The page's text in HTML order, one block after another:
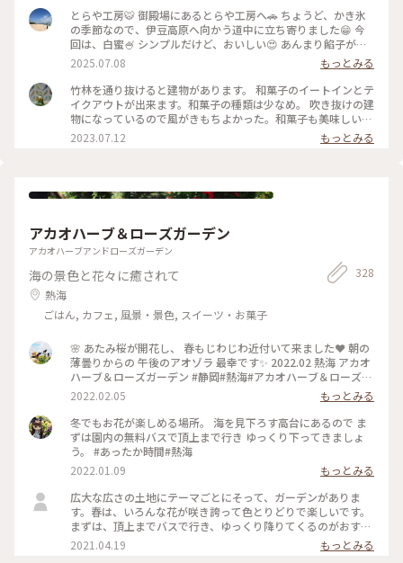
その後アウトレットでお買い物を楽しみ😊 途中、休憩ではサ
ングラムでお茶タイム🥤 夜ごはんは混む前の早めの時間に 沼
津魚がし寿司さんで地のものメインの 美味しいお寿司🍣🍣頂
きました(๑>◡<๑) 美味しい静岡、満喫の大満足日帰り旅です
✨✨ #ことりっぷと一緒 #ことりっぷ静岡 #秋の装い #とらや工
房#栗餅 #御殿場プレミアムアウトレット #サングラム #静岡茶
#沼津魚がし寿司 #回転寿司
とらや工房🐯 御殿場にあるとらや工房へ🚗 ちょうど、かき氷
の季節なので、伊豆高原へ向かう道中に立ち寄りました😁 今
回は、白蜜🍧 シンプルだけど、おいしい😍 あんまり餡子が得
意ではない私でも、とらやの餡子はおいしいです✨ #静岡県#
かき氷 #カフェ
2025.07.08
もっとみる
竹林を通り抜けると建物があります。 和菓子のイートインとテ
イクアウトが出来ます。和菓子の種類は少なめ。 吹き抜けの建
物になっているので風がきもちよかった。和菓子も美味しいで
す。
2023.07.12 もっとみる
アカオハーブ＆ローズガーデン
アカオハーブアンドローズガーデン
海の景色と花々に癒されて
熱海
ごはん, カフェ, 風景・景色, スイーツ・お菓子
328
🌸 あたみ桜が開花し、 春もじわじわ近付いて来ました❤ 朝の
薄曇りからの 午後のアオゾラ 最幸です✨ 2022.02 熱海 アカオ
ハーブ＆ローズガーデン #静岡#熱海#アカオハーブ＆ローズガ
ーデン#あたみ桜#海#空#絶景
2022.02.05
もっとみる
冬でもお花が楽しめる場所。 海を見下ろす高台にあるので ま
ずは園内の無料バスで頂上まで行き ゆっくり下ってきましょ
う。 #あったか時間#熱海
2022.01.09
もっとみる
広大な広さの土地にテーマごとにそって、ガーデンがありま
す。春は、いろんな花が咲き誇って色とりどりで楽しいです。
まずは、頂上までバスで行き、ゆっくり降りてくるのがおすす
めです。 #花を愉しむ #ガーデン #熱海 #フォトコン #コ
ンテスト
2021.04.19 もっとみる